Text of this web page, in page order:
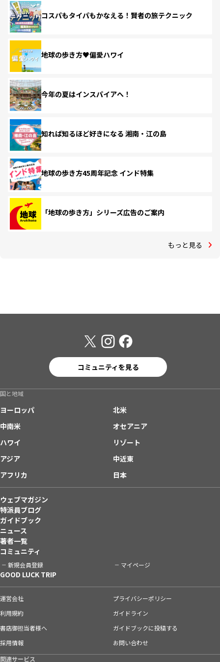
コスパもタイパもかなえる！賢者の旅テクニック
地球の歩き方♥偏愛ハワイ
今年の夏はインスパイアへ！
知れば知るほど好きになる 湘南・江の島
地球の歩き方45周年記念 インド特集
「地球の歩き方」シリーズ広告のご案内
もっと見る
コミュニティを見る
国と地域
ヨーロッパ
北米
中南米
オセアニア
ハワイ
リゾート
アジア
中近東
アフリカ
日本
ウェブマガジン
特派員ブログ
ガイドブック
ニュース
著者一覧
コミュニティ
新規会員登録 マイページ
GOOD LUCK TRIP
運営会社
プライバシーポリシー
利用規約
ガイドライン
書店御担当者様へ
ガイドブックに投稿する
採用情報
お問い合わせ
関連サービス